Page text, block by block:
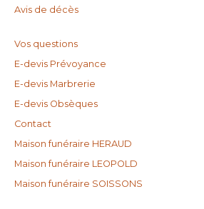
Avis de décès
Vos questions
E-devis Prévoyance
E-devis Marbrerie
E-devis Obsèques
Contact
Maison funéraire HERAUD
Maison funéraire LEOPOLD
Maison funéraire SOISSONS